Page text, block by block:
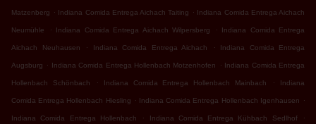
Matzenberg . Indiana Comida Entrega Aichach Taiting . Indiana Comida Entrega Aichach
Neumühle . Indiana Comida Entrega Aichach Wilpersberg . Indiana Comida Entrega
Aichach Neuhausen . Indiana Comida Entrega Aichach . Indiana Comida Entrega
Augsburg . Indiana Comida Entrega Hollenbach Motzenhofen . Indiana Comida Entrega
Hollenbach Schönbach . Indiana Comida Entrega Hollenbach Mainbach . Indiana
Comida Entrega Hollenbach Hiesling . Indiana Comida Entrega Hollenbach Igenhausen .
Indiana Comida Entrega Hollenbach . Indiana Comida Entrega Kühbach Sedlhof .